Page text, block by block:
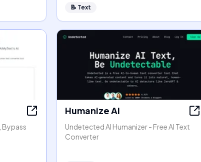
📝 Text
Bypass
Humanize AI
Undetected AI Humanizer - Free AI Text
Converter